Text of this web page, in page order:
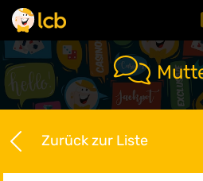
Zurück zur Liste